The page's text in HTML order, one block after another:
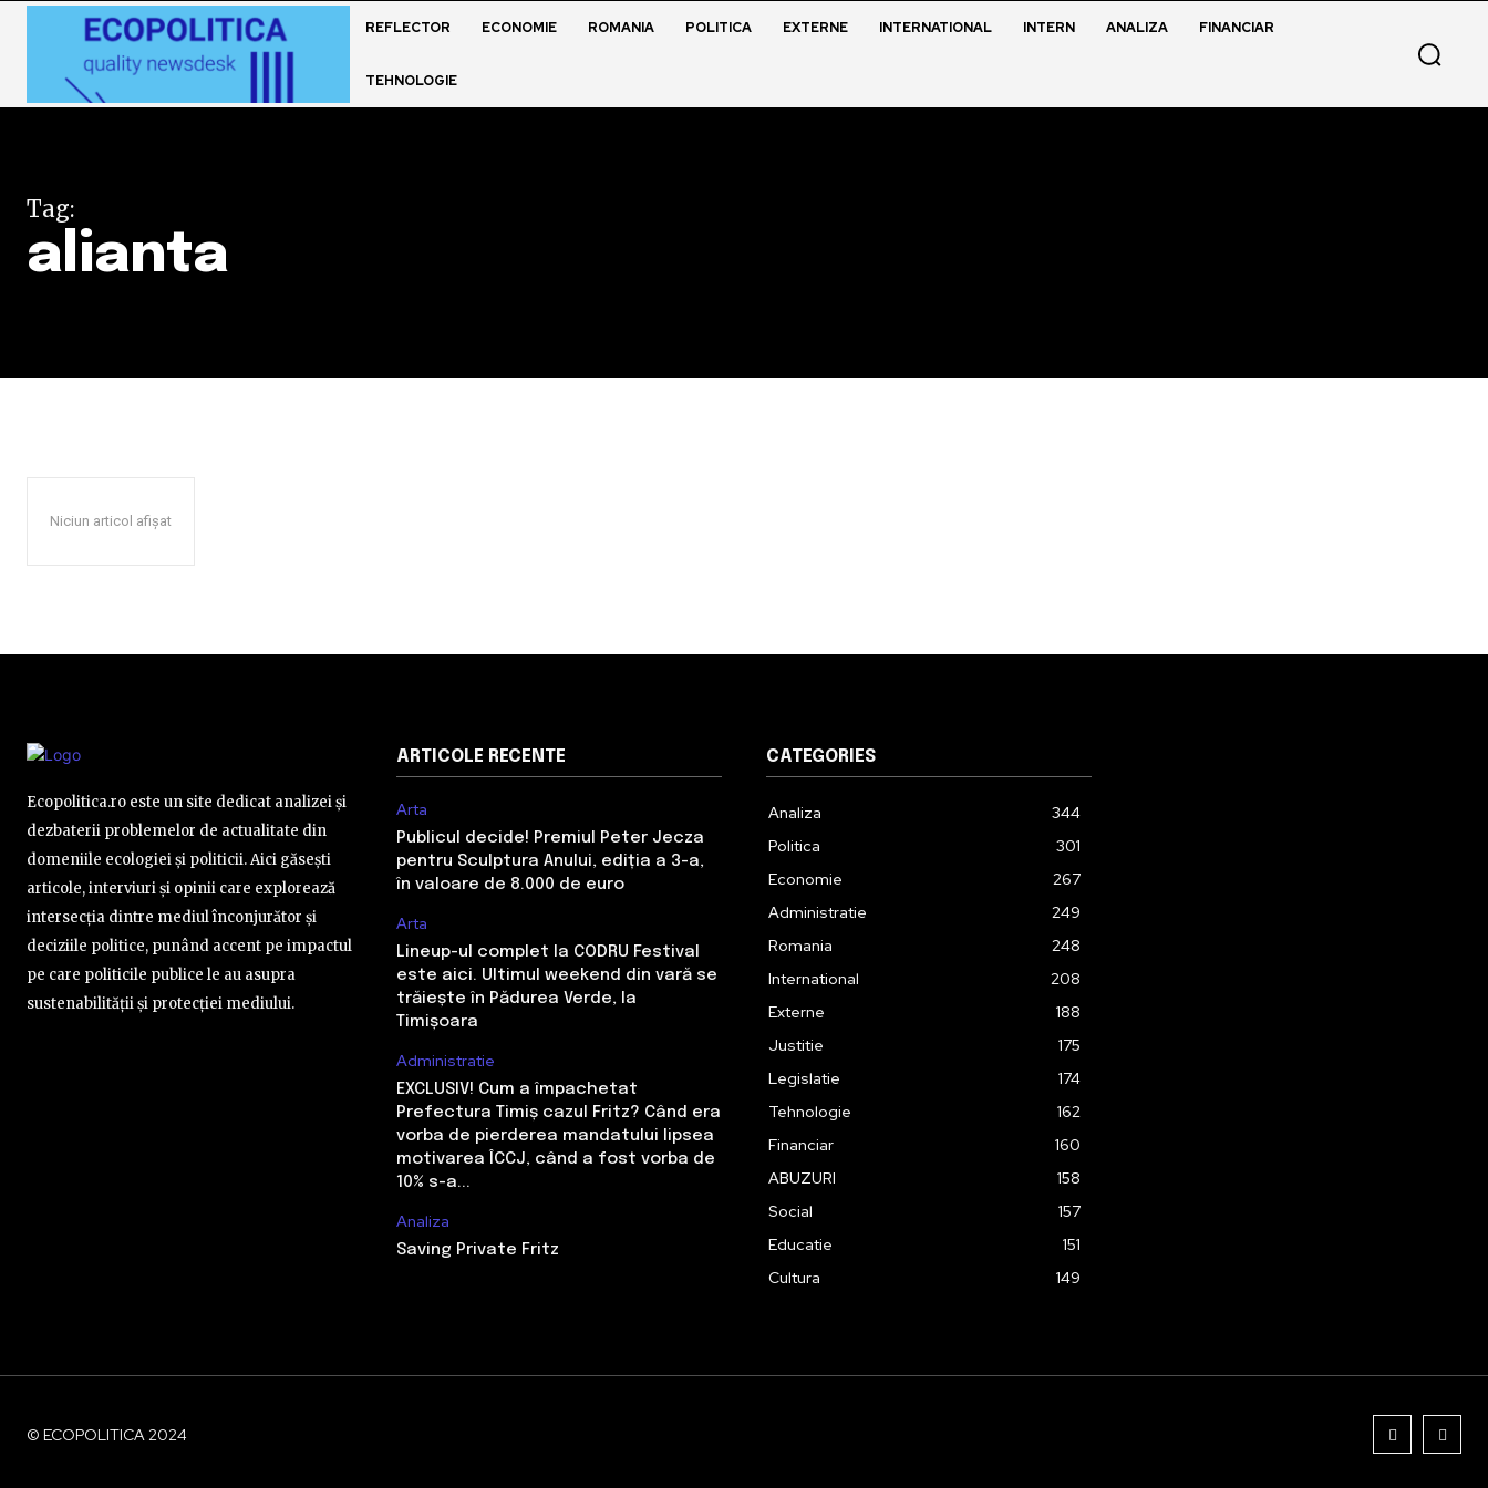
REFLECTOR ECONOMIE ROMANIA POLITICA EXTERNE INTERNATIONAL INTERN ANALIZA FINANCIAR
TEHNOLOGIE
Tag:
alianta
Niciun articol afișat
Ecopolitica.ro este un site dedicat analizei și
dezbaterii problemelor de actualitate din
domeniile ecologiei și politicii. Aici găsești
articole, interviuri și opinii care explorează
intersecția dintre mediul înconjurător și
deciziile politice, punând accent pe impactul
pe care politicile publice le au asupra
sustenabilității și protecției mediului.
ARTICOLE RECENTE
Arta
Publicul decide! Premiul Peter Jecza
pentru Sculptura Anului, ediția a 3-a,
în valoare de 8.000 de euro
Arta
Lineup-ul complet la CODRU Festival
este aici. Ultimul weekend din vară se
trăiește în Pădurea Verde, la
Timișoara
Administratie
EXCLUSIV! Cum a împachetat
Prefectura Timiș cazul Fritz? Când era
vorba de pierderea mandatului lipsea
motivarea ÎCCJ, când a fost vorba de
10% s-a...
Analiza
Saving Private Fritz
CATEGORIES
Analiza
344
Politica
301
Economie
267
Administratie
249
Romania
248
International
208
Externe
188
Justitie
175
Legislatie
174
Tehnologie
162
Financiar
160
ABUZURI
158
Social
157
Educatie
151
Cultura
149
© ECOPOLITICA 2024